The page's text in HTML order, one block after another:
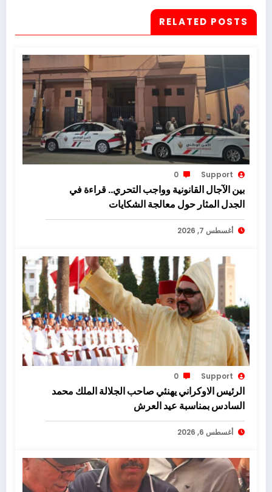
RELATED POSTS
Support
0
بين الآجال القانونية وواجب التحري.. قراءة في
الجدل المثار حول معالجة الشكايات
أغسطس 7, 2026
Support
0
الرئيس الاوكراني يهنئي صاحب الجلالة الملك محمد
السادس بمناسبة عيد العرش
أغسطس 6, 2026